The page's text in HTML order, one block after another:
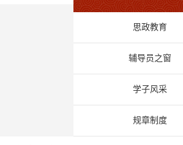
思政教育
辅导员之窗
学子风采
规章制度